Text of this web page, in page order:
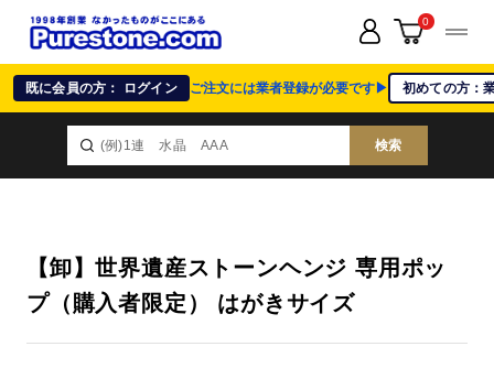
既に会員の方： ログイン ご注文には業者登録が必要です▶ 初めての方：
検索
0
【卸】世界遺産ストーンヘンジ 専用ポッ
プ（購入者限定） はがきサイズ